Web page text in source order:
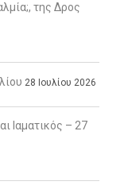
της Δρος
28 Ιουλίου 2026
Ιαματικός – 27